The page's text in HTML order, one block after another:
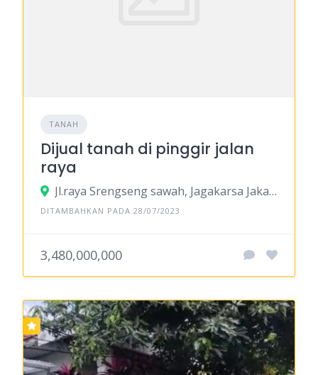
TANAH
Dijual tanah di pinggir jalan
raya
Jl.raya Srengseng sawah, Jagakarsa Jakarta Selatan
DITAMBAHKAN PADA 28/07/2023
3,480,000,000